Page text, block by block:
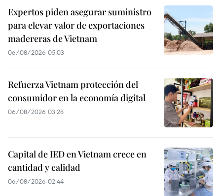
Expertos piden asegurar suministro
para elevar valor de exportaciones
madereras de Vietnam
06/08/2026 05:03
Refuerza Vietnam protección del
consumidor en la economía digital
06/08/2026 03:28
Capital de IED en Vietnam crece en
cantidad y calidad
06/08/2026 02:44